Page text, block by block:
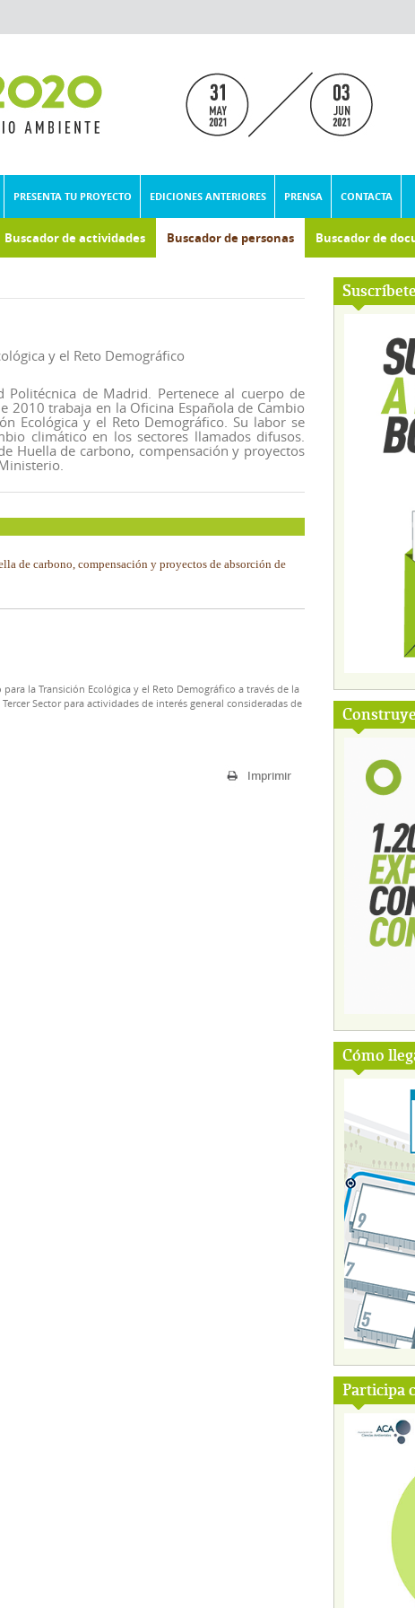
PRESENTA TU PROYECTO EDICIONES ANTERIORES PRENSA CONTACTA
Buscador de actividades Buscador de personas Buscador de
Cómo
Participa
y el Reto Demográfico
de Madrid. Pertenece al cuerpo de
2010 trabaja en la Oficina Española de Cambio
Ecológica y el Reto Demográfico. Su labor se
climático en los sectores llamados difusos.
Huella de carbono, compensación y proyectos
de carbono, compensación y proyectos de absorción de
la Transición Ecológica y el Reto Demográfico a través de la
Sector para actividades de interés general consideradas de
Imprimir